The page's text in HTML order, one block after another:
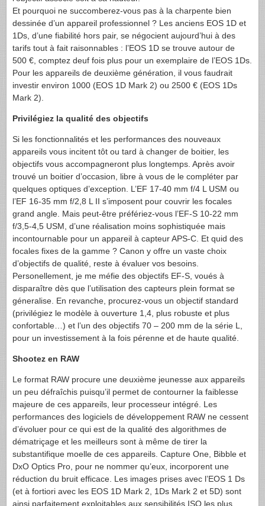
Et pourquoi ne succomberez-vous pas à la charpente bien
dessinée d’un appareil professionnel ? Les anciens EOS 1D et
1Ds, d’une fiabilité hors pair, se négocient aujourd’hui à des
tarifs tout à fait raisonnables : l’EOS 1D se trouve autour de
500 €, comptez deuf fois plus pour un exemplaire de l’EOS 1Ds.
Pour les appareils de deuxième génération, il vous faudrait
investir environ 1000 (EOS 1D Mark 2) ou 2500 € (EOS 1Ds
Mark 2).
Privilégiez la qualité des objectifs
Si les fonctionnalités et les performances des nouveaux
appareils vous incitent tôt ou tard à changer de boitier, les
objectifs vous accompagneront plus longtemps. Après avoir
trouvé un boitier d’occasion, libre à vous de le compléter par
quelques optiques d’exception. L’EF 17-40 mm f/4 L USM ou
l’EF 16-35 mm f/2,8 L II s’imposent pour couvrir les focales
grand angle. Mais peut-être préfériez-vous l’EF-S 10-22 mm
f/3,5-4,5 USM , d’une réalisation moins sophistiquée mais
incontournable pour un appareil à capteurAPS-C . Et quid des
focales fixes de la gamme ? Canon y offre un vaste choix
d’objectifs de qualité, reste à évaluer vos besoins.
Personellement, je me méfie des objectifs EF-S , voués à
disparaître dès que l’utilisation des capteurs plein format se
géneralise. En revanche, procurez-vous un objectif standard
(privilégiez le modèle à ouverture 1,4, plus robuste et plus
confortable…) et l’un des objectifs 70 – 200 mm de la série L,
pour un investissement à la fois pérenne et de haute qualité.
Shootez en RAW
Le format RAW procure une deuxième jeunesse aux appareils
un peu défraîchis puisqu’il permet de contourner la faiblesse
majeure de ces appareils, leur processeur intégré. Les
performances des logiciels de développement RAW ne cessent
d’évoluer pour ce qui est de la qualité des algorithmes de
dématriçage et les meilleurs sont à même de tirer la
substantifique moelle de ces appareils. Capture One, Bibble et
DxO Optics Pro, pour ne nommer qu’eux, incorporent une
réduction du bruit efficace. Les images prises avec l’EOS 1 Ds
(et à fortiori avec les EOS 1D Mark 2, 1Ds Mark 2 et 5D) sont
ainsi parfaitement exploitables aux sensibilités ISO les plus